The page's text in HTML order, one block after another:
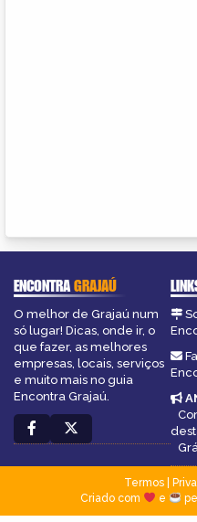
ENCONTRAGRAJAÚ
O melhor de Grajaú num
só lugar! Dicas, onde ir, o
que fazer, as melhores
empresas, locais, serviços
e muito mais no guia
Encontra Grajaú.
Termos|
Criado com
e